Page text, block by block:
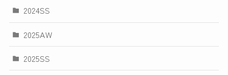
2024SS
2025AW
2025SS